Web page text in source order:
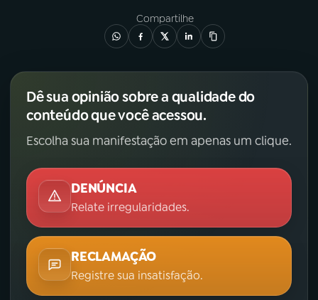
Compartilhe
Dê sua opinião sobre a qualidade do
conteúdo que você acessou.
Escolha sua manifestação em apenas um clique.
DENÚNCIA
Relate irregularidades.
RECLAMAÇÃO
Registre sua insatisfação.